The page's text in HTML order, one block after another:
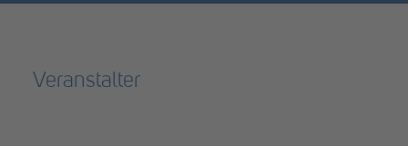
Veranstalter